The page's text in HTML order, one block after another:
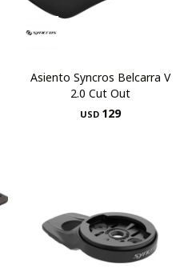
Asiento Syncros Belcarra V
2.0 Cut Out
USD 129